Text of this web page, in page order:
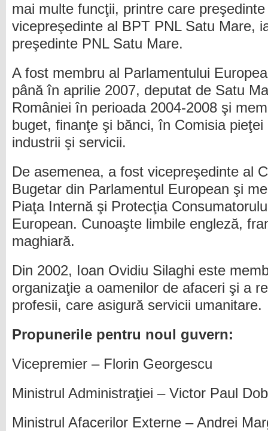
mai multe funcţii, printre care
vicepreşedinte al BPT PNL Satu Mare,
preşedinte PNL Satu Mare.
A fost membru al Parlamentului
până în aprilie 2007, deputat de Satu
României în perioada 2004-2008 şi
buget, finanţe şi bănci, în Comisia
industrii şi servicii.
De asemenea, a fost vicepreşedinte al
Bugetar din Parlamentul European şi
Piaţa Internă şi Protecţia
European. Cunoaşte limbile engleză,
maghiară.
Din 2002, Ioan Ovidiu Silaghi este
organizaţie a oamenilor de afaceri şi a
profesii, care asigură servicii umanitare.
Propunerile pentru noul guvern:
Vicepremier – Florin Georgescu
Ministrul Administraţiei – Victor Paul
Ministrul Afacerilor Externe – Andrei